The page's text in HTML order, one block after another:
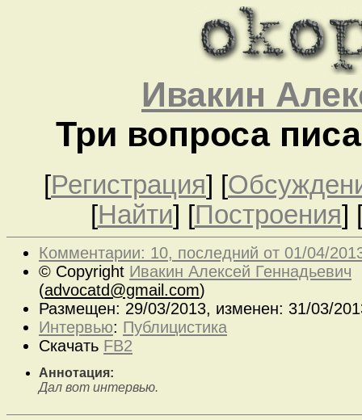
Ивакин
Три вопроса
[Регистрация] [
[Найти] [Построения]
Комментарии: 10, последний от 01/04/
© Copyright Ивакин Алексей Геннадьевич
(advocatd@gmail.com)
Размещен: 29/03/2013, изменен: 31/03/
Интервью: Публицистика
Скачать FB2
Аннотация:
Дал вот интервью.